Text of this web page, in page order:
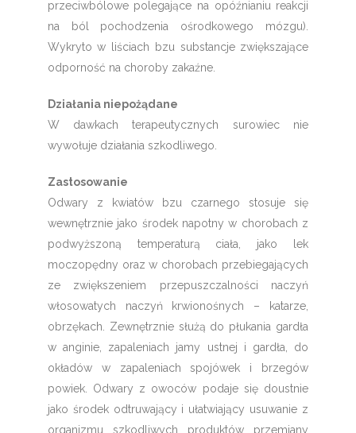
przeciwbólowe polegające na opóźnianiu reakcji
na ból pochodzenia ośrodkowego mózgu).
Wykryto w liściach bzu substancje zwiększające
odporność na choroby zakaźne.
Działania niepożądane
W dawkach terapeutycznych surowiec nie
wywołuje działania szkodliwego.
Zastosowanie
Odwary z kwiatów bzu czarnego stosuje się
wewnętrznie jako środek napotny w chorobach z
podwyższoną temperaturą ciała, jako lek
moczopędny oraz w chorobach przebiegających
ze zwiększeniem przepuszczalności naczyń
włosowatych naczyń krwionośnych – katarze,
obrzękach. Zewnętrznie służą do płukania gardła
w anginie, zapaleniach jamy ustnej i gardła, do
okładów w zapaleniach spojówek i brzegów
powiek. Odwary z owoców podaje się doustnie
jako środek odtruwający i ułatwiający usuwanie z
organizmu szkodliwych produktów przemiany